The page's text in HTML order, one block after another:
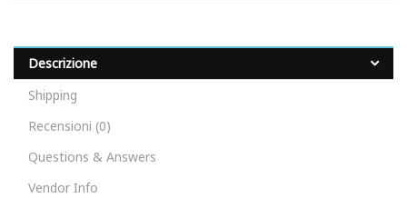
Descrizione
Shipping
Recensioni (0)
Questions & Answers
Vendor Info